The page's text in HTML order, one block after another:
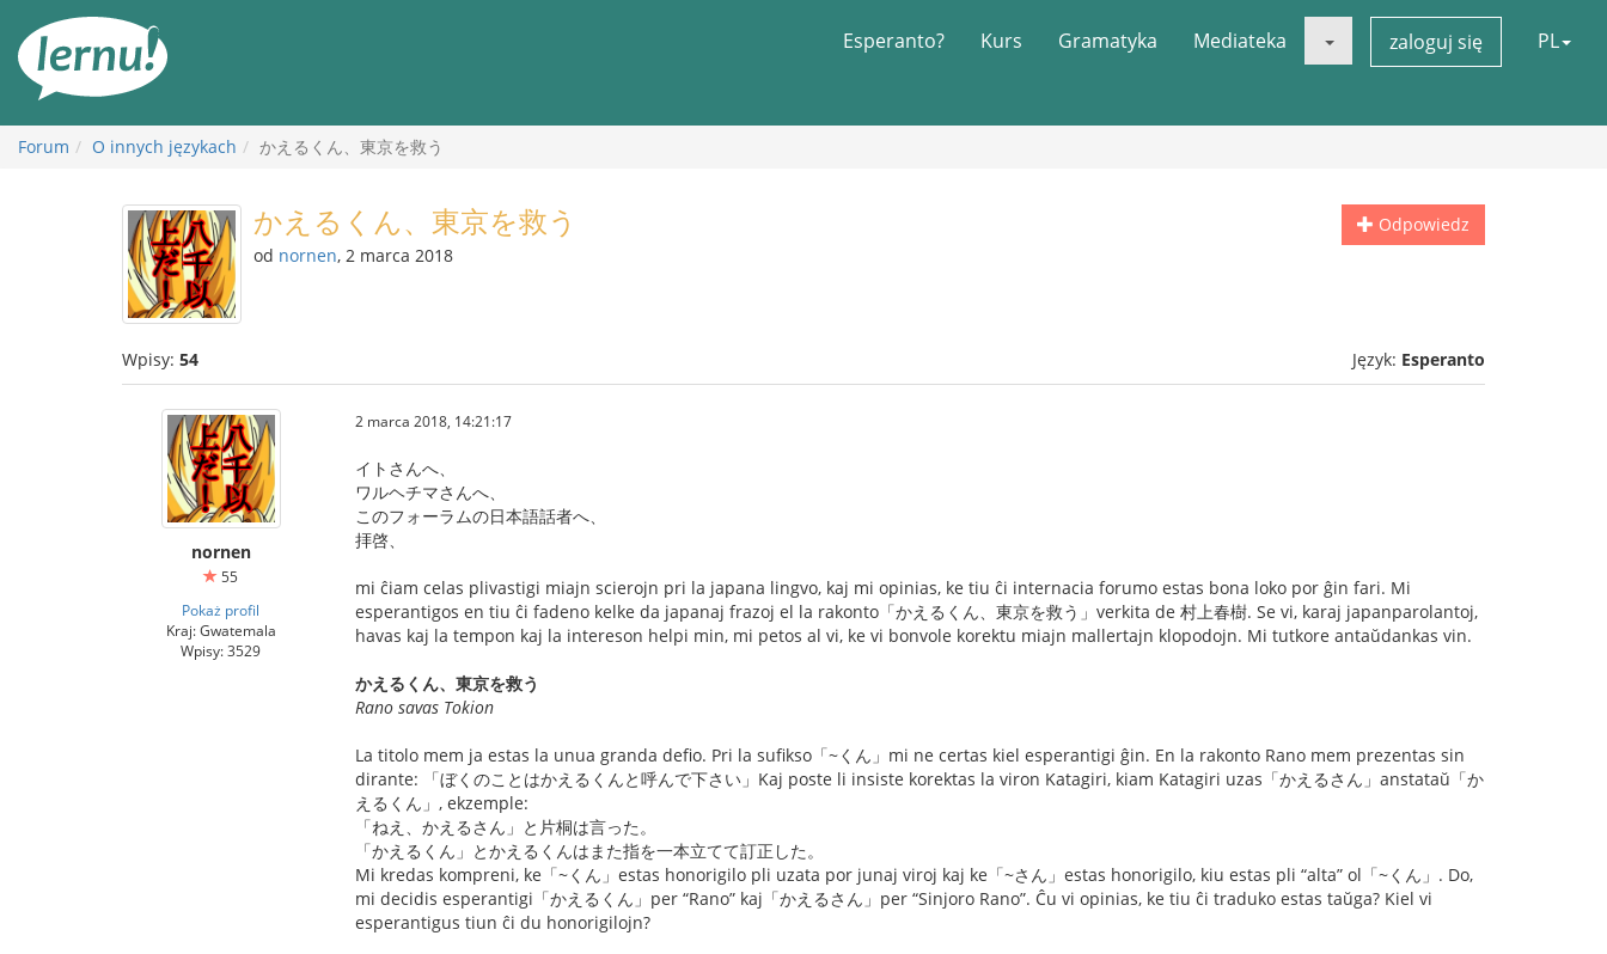
Esperanto? Kurs Gramatyka Mediateka zaloguj się PL
Forum O innych językach かえるくん、東京を救う
Odpowiedz
かえるくん、東京を救う
od nornen, 2 marca 2018
Wpisy: 54 Język: Esperanto
nornen
55
Pokaż profil
Kraj: Gwatemala
Wpisy: 3529
2 marca 2018, 14:21:17
イトさんへ、
ワルヘチマさんへ、
このフォーラムの日本語話者へ、
拝啓、
mi ĉiam celas plivastigi miajn scierojn pri la japana lingvo, kaj mi opinias, ke tiu ĉi internacia forumo estas bona loko por ĝin fari. Mi
esperantigos en tiu ĉi fadeno kelke da japanaj frazoj el la rakonto「かえるくん、東京を救う」verkita de 村上春樹. Se vi, karaj japanparolantoj,
havas kaj la tempon kaj la intereson helpi min, mi petos al vi, ke vi bonvole korektu miajn mallertajn klopodojn. Mi tutkore antaŭdankas vin.
かえるくん、東京を救う
Rano savas Tokion
La titolo mem ja estas la unua granda defio. Pri la sufikso「~くん」mi ne certas kiel esperantigi ĝin. En la rakonto Rano mem prezentas sin
dirante: 「ぼくのことはかえるくんと呼んで下さい」Kaj poste li insiste korektas la viron Katagiri, kiam Katagiri uzas「かえるさん」anstataŭ「か
えるくん」, ekzemple:
「ねえ、かえるさん」と片桐は言った。
「かえるくん」とかえるくんはまた指を一本立てて訂正した。
Mi kredas kompreni, ke「~くん」estas honorigilo pli uzata por junaj viroj kaj ke「~さん」estas honorigilo, kiu estas pli “alta” ol「~くん」. Do,
mi decidis esperantigi「かえるくん」per “Rano” kaj「かえるさん」per “Sinjoro Rano”. Ĉu vi opinias, ke tiu ĉi traduko estas taŭga? Kiel vi
esperantigus tiun ĉi du honorigilojn?